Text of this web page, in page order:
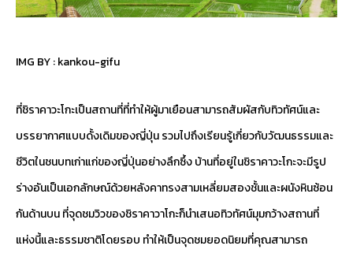
IMG BY :kankou-gifu
ที่ชิราคาวะโกะเป็นสถานที่ที่ทำให้ผู้มาเยือนสามารถสัมผัสกับทิวทัศน์และ
บรรยากาศแบบดั้งเดิมของญี่ปุ่น รวมไปถึงเรียนรู้เกี่ยวกับวัฒนธรรมและ
ชีวิตในชนบทเก่าแก่ของญี่ปุ่นอย่างลึกซึ้ง บ้านที่อยู่ในชิราคาวะโกะจะมีรูป
ร่างอันเป็นเอกลักษณ์ด้วยหลังคาทรงสามเหลี่ยมสองชั้นและผนังหินซ้อน
กันด้านบน ที่จุดชมวิวของชิราคาวาโกะก็นำเสนอทิวทัศน์มุมกว้างสถานที่
แห่งนี้และธรรมชาติโดยรอบ ทำให้เป็นจุดชมยอดนิยมที่คุณสามารถ